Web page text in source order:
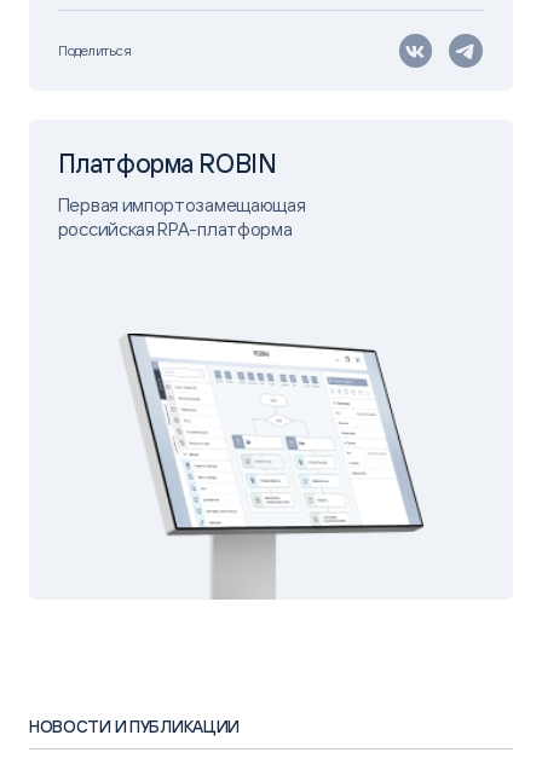
Поделиться
Платформа ROBIN
Первая импортозамещающая
российская RPA-платформа
НОВОСТИ И ПУБЛИКАЦИИ